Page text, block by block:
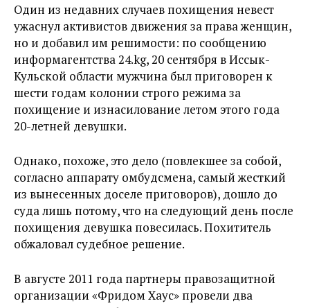
Один из недавних случаев похищения невест
ужаснул активистов движения за права женщин,
но и добавил им решимости: по сообщению
информагентства 24.kg, 20 сентября в Иссык-
Кульской области мужчина был приговорен к
шести годам колонии строго режима за
похищение и изнасилование летом этого года
20-летней девушки.
Однако, похоже, это дело (повлекшее за собой,
согласно аппарату омбудсмена, самый жесткий
из вынесенных доселе приговоров), дошло до
суда лишь потому, что на следующий день после
похищения девушка повесилась. Похититель
обжаловал судебное решение.
В августе 2011 года партнеры правозащитной
организации «Фридом Хаус» провели два